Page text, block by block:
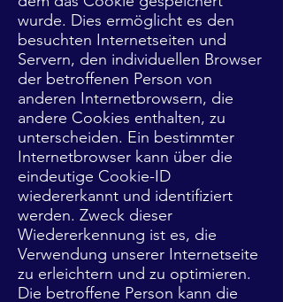
wurde. Dies ermöglicht es den
besuchten Internetseiten und
Servern, den individuellen Browser
der betroffenen Person von
anderen Internetbrowsern, die
andere Cookies enthalten, zu
unterscheiden. Ein bestimmter
Internetbrowser kann über die
eindeutige Cookie-ID
wiedererkannt und identifiziert
werden. Zweck dieser
Wiedererkennung ist es, die
Verwendung unserer Internetseite
zu erleichtern und zu optimieren.
Die betroffene Person kann die